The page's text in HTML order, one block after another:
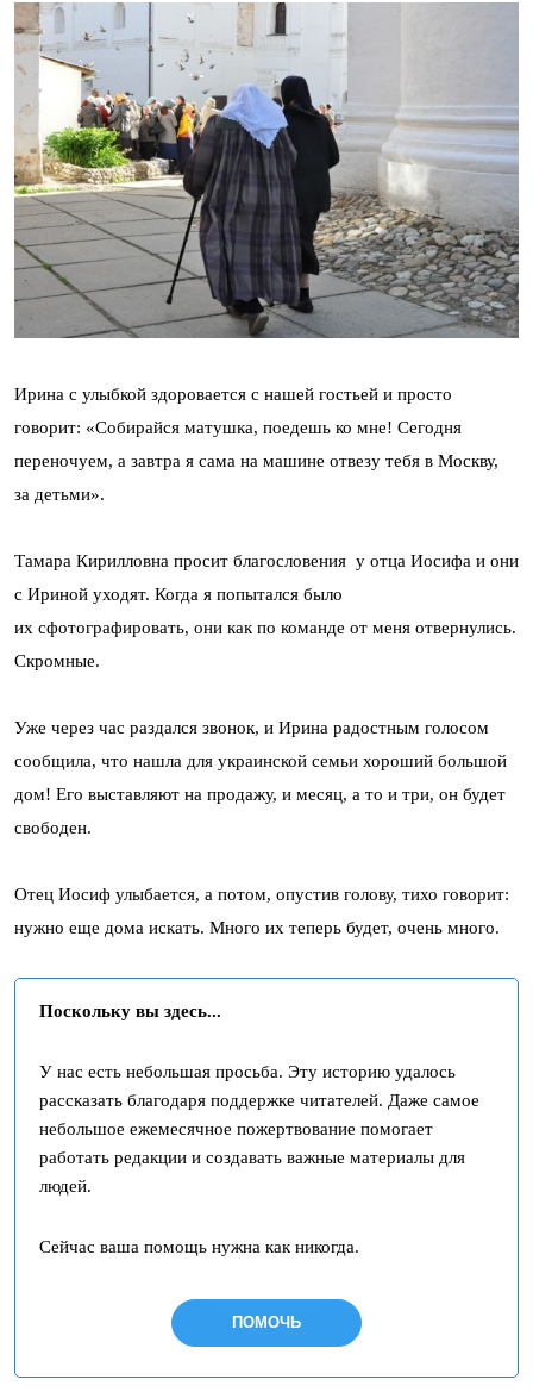
Ирина с улыбкой здоровается с нашей гостьей и просто
говорит: «Собирайся матушка, поедешь ко мне! Сегодня
переночуем, а завтра я сама на машине отвезу тебя в Москву,
за детьми».
Тамара Кирилловна просит благословения у отца Иосифа и они
с Ириной уходят. Когда я попытался было
их сфотографировать, они как по команде от меня отвернулись.
Скромные.
Уже через час раздался звонок, и Ирина радостным голосом
сообщила, что нашла для украинской семьи хороший большой
дом! Его выставляют на продажу, и месяц, а то и три, он будет
свободен.
Отец Иосиф улыбается, а потом, опустив голову, тихо говорит:
нужно еще дома искать. Много их теперь будет, очень много.
Поскольку вы здесь...
У нас есть небольшая просьба. Эту историю удалось
рассказать благодаря поддержке читателей. Даже самое
небольшое ежемесячное пожертвование помогает
работать редакции и создавать важные материалы для
людей.
Сейчас ваша помощь нужна как никогда.
ПОМОЧЬ